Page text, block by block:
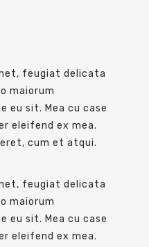
feugiat delicata
maiorum
eu sit. Mea cu case
eleifend ex mea.
cum et atqui.
feugiat delicata
maiorum
eu sit. Mea cu case
eleifend ex mea.